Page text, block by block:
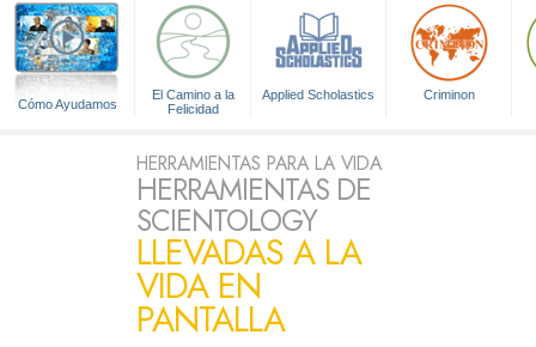
Cómo Ayudamos
El Camino a la
Felicidad
Applied Scholastics Criminon
HERRAMIENTAS PARA LA VIDA
HERRAMIENTAS DE
SCIENTOLOGY
LLEVADAS A LA
VIDA EN
PANTALLA